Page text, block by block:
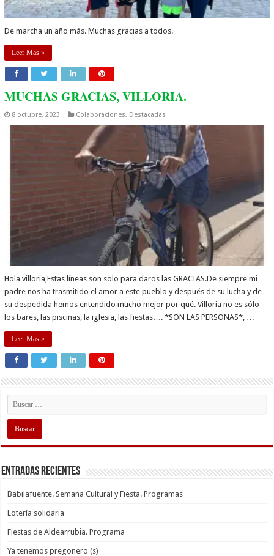
De marcha un año más. Muchas gracias a todos.
Leer Mas »
MUCHAS GRACIAS, VILLORIA.
8 octubre, 2023 Colaboraciones, Destacadas
Hola villoria,Estas líneas son solo para daros las GRACIAS.De siempre mi
padre nos ha trasmitido el amor a este pueblo y después de su lucha y de
su despedida hemos entendido mucho mejor por qué. Villoria no es sólo
los bares, las piscinas, la iglesia, las fiestas…. *SON LAS PERSONAS*, …
Leer Mas »
Entradas recientes
Babilafuente. Semana Cultural y Fiesta. Programas
Lotería solidaria
Fiestas de Aldearrubia. Programa
Ya tenemos pregonero (s)